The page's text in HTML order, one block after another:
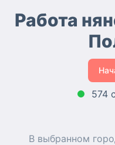
Работа
574
В выбранном